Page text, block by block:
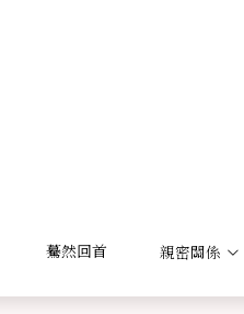
驀然回首 親密關係
驀然回首 親密關係